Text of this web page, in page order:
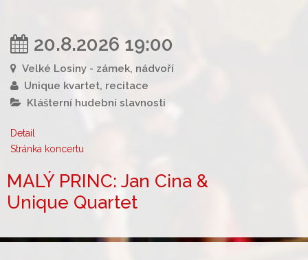
20.8.2026 19:00
Velké Losiny - zámek, nádvoří
Unique kvartet, recitace
Klášterní hudební slavnosti
Detail
Stránka koncertu
MALÝ PRINC: Jan Cina &
Unique Quartet